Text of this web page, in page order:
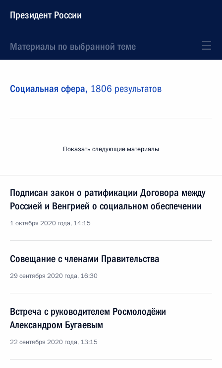
Президент России
Материалы по выбранной теме
Социальная сфера, 1806 результатов
Показать следующие материалы
Подписан закон о ратификации Договора между
Россией и Венгрией о социальном обеспечении
1 октября 2020 года, 14:15
Совещание с членами Правительства
29 сентября 2020 года, 16:30
Встреча с руководителем Росмолодёжи
Александром Бугаевым
22 сентября 2020 года, 13:15